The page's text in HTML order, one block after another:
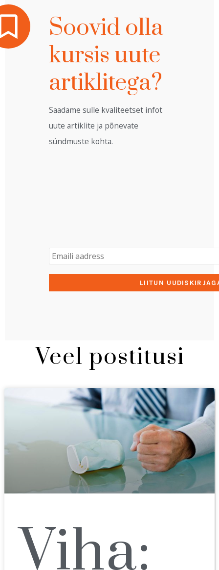
Soovid olla
kursis uute
artiklitega?
Saadame sulle kvaliteetset infot
uute artiklite ja põnevate
sündmuste kohta.
Veel postitusi
Viha: